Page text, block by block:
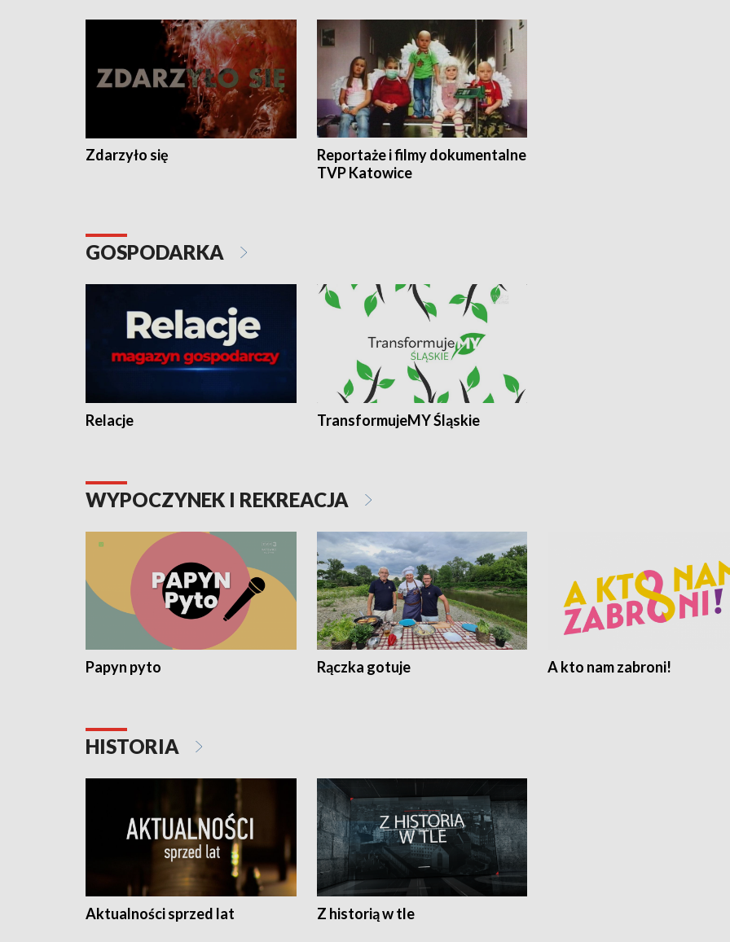
Zdarzyło się
Reportaże i filmy dokumentalne
TVP Katowice
GOSPODARKA
Relacje TransformujeMY Śląskie
WYPOCZYNEK I REKREACJA
Papyn pyto Rączka gotuje A kto nam zabroni!
HISTORIA
Aktualności sprzed lat Z historią w tle